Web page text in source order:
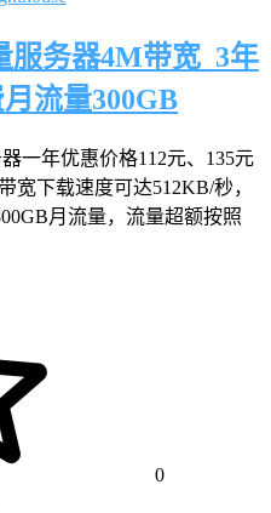
服务器4M带宽_3年
流量300GB
一年优惠价格112元、135元
宽下载速度可达512KB/秒，
月流量，流量超额按照
0